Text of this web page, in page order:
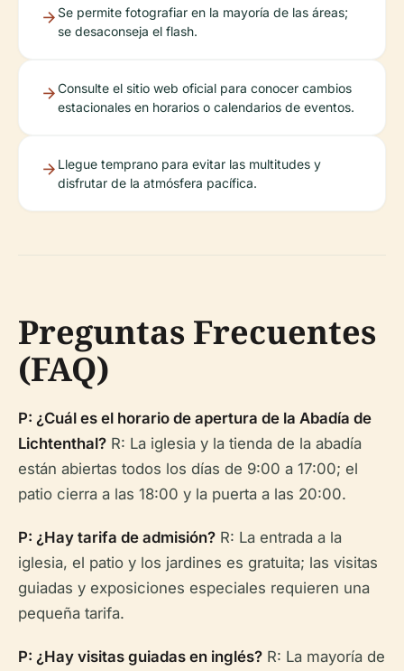
Se permite fotografiar en la mayoría de las áreas;
se desaconseja el flash.
Consulte el sitio web oficial para conocer cambios
estacionales en horarios o calendarios de eventos.
Llegue temprano para evitar las multitudes y
disfrutar de la atmósfera pacífica.
Preguntas Frecuentes
(FAQ)
P: ¿Cuál es el horario de apertura de la Abadía de
Lichtenthal? R: La iglesia y la tienda de la abadía
están abiertas todos los días de 9:00 a 17:00; el
patio cierra a las 18:00 y la puerta a las 20:00.
P: ¿Hay tarifa de admisión? R: La entrada a la
iglesia, el patio y los jardines es gratuita; las visitas
guiadas y exposiciones especiales requieren una
pequeña tarifa.
P: ¿Hay visitas guiadas en inglés? R: La mayoría de